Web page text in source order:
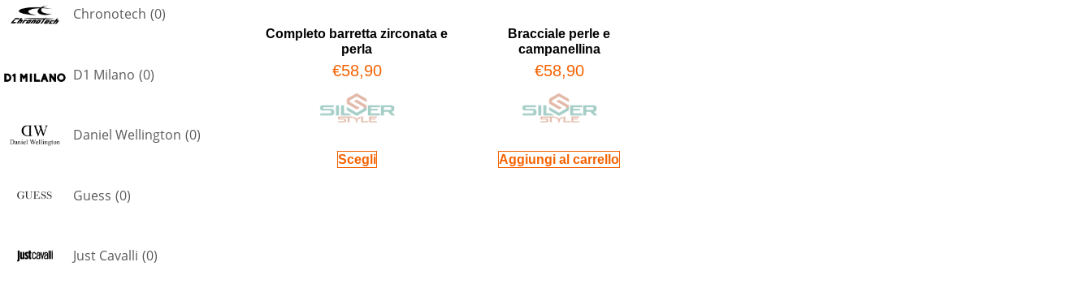
Chronotech (0)
D1 Milano (0)
Daniel Wellington (0)
Guess (0)
Just Cavalli (0)
Completo barretta zirconata e
perla
€58,90
Scegli
Bracciale perle e
campanellina
€58,90
Aggiungi al carrello